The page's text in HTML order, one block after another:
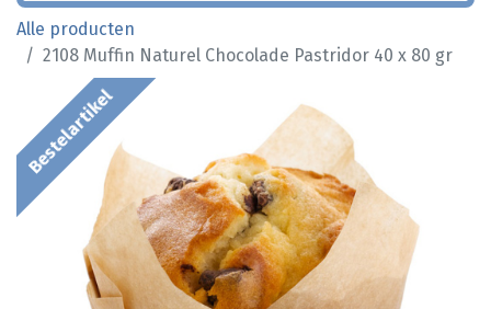
Alle producten
2108 Muffin Naturel Chocolade Pastridor 40 x 80 gr
Bestelartikel